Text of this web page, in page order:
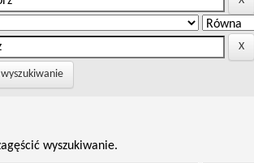
wyszukiwanie.